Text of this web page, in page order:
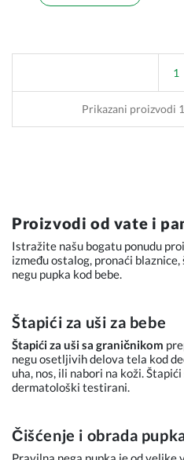
1
Prikazani proizvodi
Proizvodi od vate i
Istražite našu bogatu ponudu
između ostalog, pronaći
negu pupka kod bebe.
Štapići za uši za bebe
Štapići za uši sa graničnikom
negu osetljivih delova tela kod
uha, nos, ili nabori na koži.
dermatološki testirani.
Čišćenje i obrada